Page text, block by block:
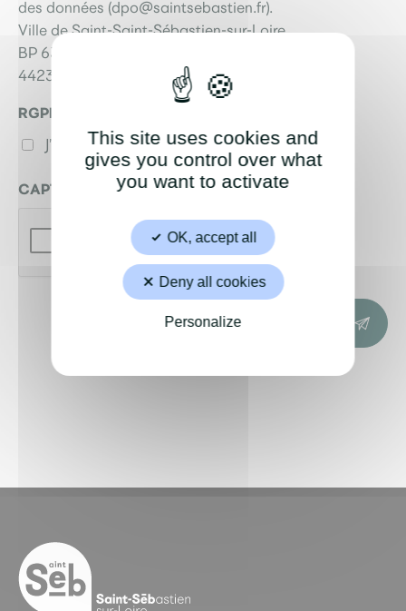
des données (dpo@saintsebastien.fr).
Ville de Saint-Saint-Sébastien-sur-Loire
BP 63329
44233 Saint-Sébastien-sur-Loire Cedex
RGPD
J’accepte la politique de confidentialité.
CAPTCHA
Envoyer votre message
This site uses cookies and
gives you control over what
you want to activate
OK, accept all
Deny all cookies
Personalize